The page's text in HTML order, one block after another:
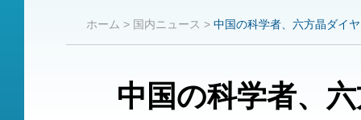
ホーム > 国内ニュース > 中国の科学者、六方晶ダイ
中国の科学者、